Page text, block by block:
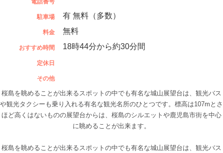
電話番号
駐車場 有 無料（多数）
料金 無料
おすすめ時間 18時44分から約30分間
定休日
その他
桜島を眺めることが出来るスポットの中でも有名な城山展望台は、観光バス
や観光タクシーも乗り入れる有名な観光名所のひとつです。標高は107mとさ
ほど高くはないものの展望台からは、桜島のシルエットや鹿児島市街を中心
に眺めることが出来ます。
桜島を眺めることが出来るスポットの中でも有名な城山展望台は、観光バス